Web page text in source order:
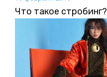
Что такое стробинг?